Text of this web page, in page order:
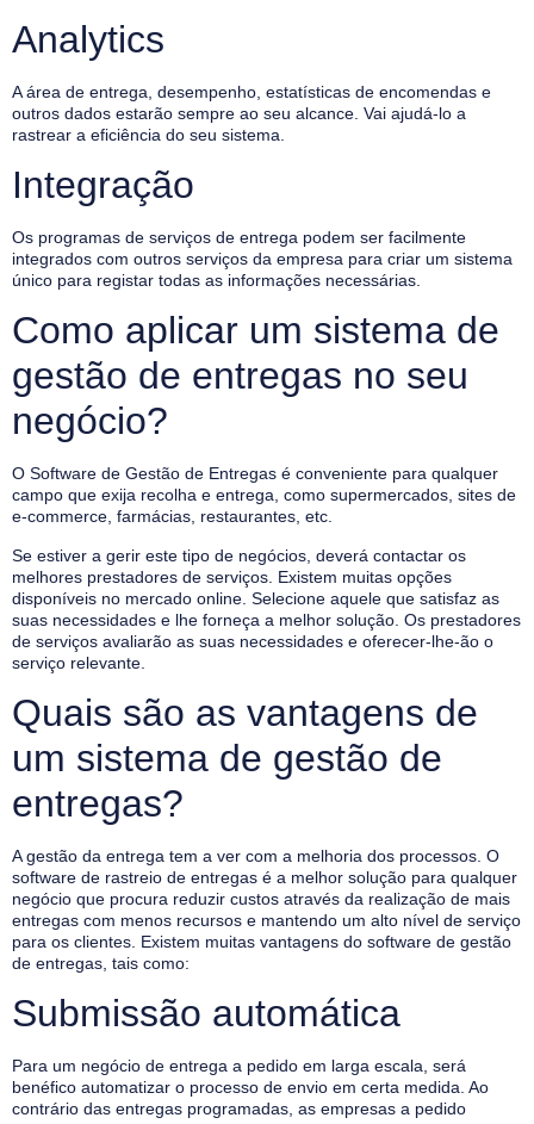
Analytics
A área de entrega, desempenho, estatísticas de encomendas e
outros dados estarão sempre ao seu alcance. Vai ajudá-lo a
rastrear a eficiência do seu sistema.
Integração
Os programas de serviços de entrega podem ser facilmente
integrados com outros serviços da empresa para criar um sistema
único para registar todas as informações necessárias.
Como aplicar um sistema de
gestão de entregas no seu
negócio?
O Software de Gestão de Entregas é conveniente para qualquer
campo que exija recolha e entrega, como supermercados, sites de
e-commerce, farmácias, restaurantes, etc.
Se estiver a gerir este tipo de negócios, deverá contactar os
melhores prestadores de serviços. Existem muitas opções
disponíveis no mercado online. Selecione aquele que satisfaz as
suas necessidades e lhe forneça a melhor solução. Os prestadores
de serviços avaliarão as suas necessidades e oferecer-lhe-ão o
serviço relevante.
Quais são as vantagens de
um sistema de gestão de
entregas?
A gestão da entrega tem a ver com a melhoria dos processos. O
software de rastreio de entregas é a melhor solução para qualquer
negócio que procura reduzir custos através da realização de mais
entregas com menos recursos e mantendo um alto nível de serviço
para os clientes. Existem muitas vantagens do software de gestão
de entregas, tais como:
Submissão automática
Para um negócio de entrega a pedido em larga escala, será
benéfico automatizar o processo de envio em certa medida. Ao
contrário das entregas programadas, as empresas a pedido